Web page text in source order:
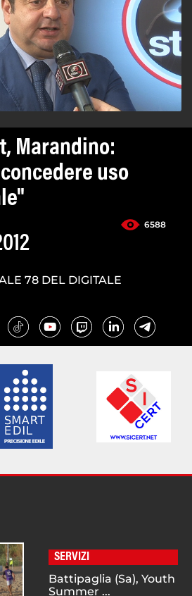
Marandino:
uso
6588
78 DEL DIGITALE
SERVIZI
Battipaglia (Sa), Youth
Summer ...